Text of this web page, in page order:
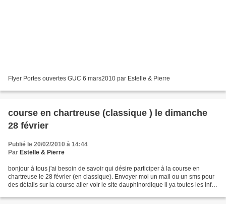
Flyer Portes ouvertes GUC 6 mars2010 par Estelle & Pierre
course en chartreuse (classique ) le dimanche
28 février
Publié le 20/02/2010 à 14:44
Par Estelle & Pierre
bonjour à tous j'ai besoin de savoir qui désire participer à la course en
chartreuse le 28 février (en classique). Envoyer moi un mail ou un sms pour
des détails sur la course aller voir le site dauphinordique il ya toutes les infos